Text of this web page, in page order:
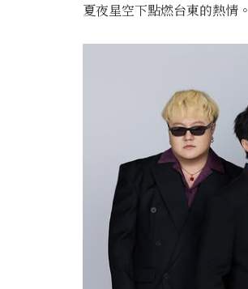
夏夜星空下點燃台東的熱情。